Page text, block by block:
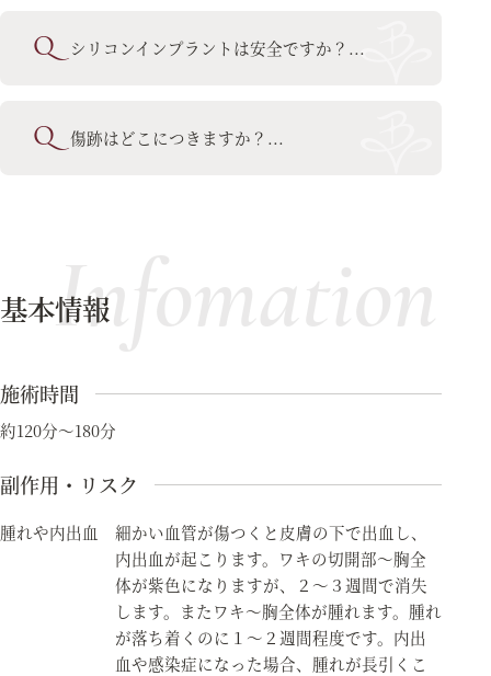
シリコンインプラントは安全ですか？
傷跡はどこにつきますか？
Infomation
基本情報
施術時間
約120分～180分
副作用・リスク
腫れや内出血
細かい血管が傷つくと皮膚の下で出血し、
内出血が起こります。ワキの切開部～胸全
体が紫色になりますが、２～３週間で消失
します。またワキ～胸全体が腫れます。腫れ
が落ち着くのに１～２週間程度です。内出
血や感染症になった場合、腫れが長引くこ